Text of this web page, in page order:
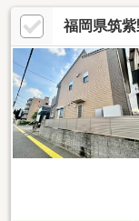
額約450万円相当。
す。太陽光発電と蓄
約11389円、電気使
めガス代も不要で、
福岡県筑